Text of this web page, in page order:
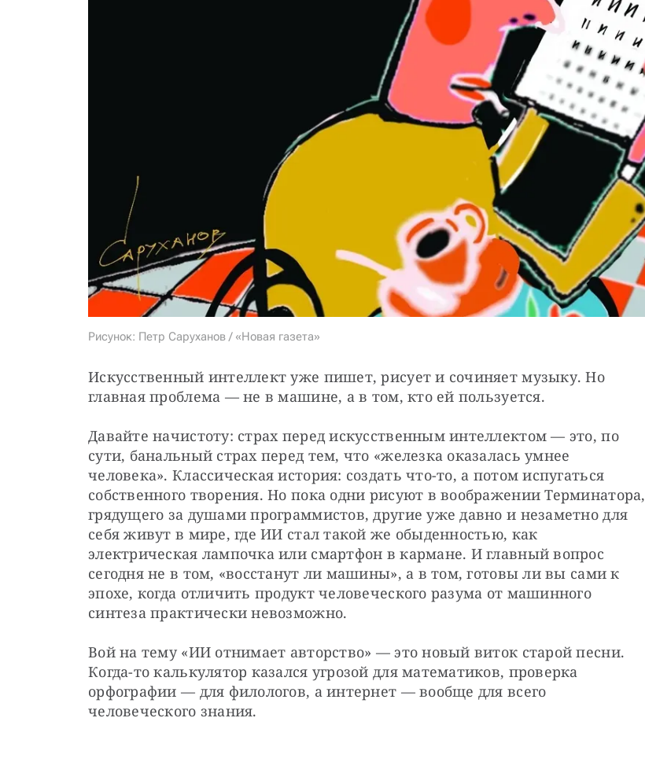
Рисунок: Петр Саруханов / «Новая газета»
Искусственный интеллект уже пишет, рисует и сочиняет музыку. Но
главная проблема — не в машине, а в том, кто ей пользуется.
Давайте начистоту: страх перед искусственным интеллектом — это, по
сути, банальный страх перед тем, что «железка оказалась умнее
человека». Классическая история: создать что-то, а потом испугаться
собственного творения. Но пока одни рисуют в воображении Терминатора,
грядущего за душами программистов, другие уже давно и незаметно для
себя живут в мире, где ИИ стал такой же обыденностью, как
электрическая лампочка или смартфон в кармане. И главный вопрос
сегодня не в том, «восстанут ли машины», а в том, готовы ли вы сами к
эпохе, когда отличить продукт человеческого разума от машинного
синтеза практически невозможно.
Вой на тему «ИИ отнимает авторство» — это новый виток старой песни.
Когда-то калькулятор казался угрозой для математиков, проверка
орфографии — для филологов, а интернет — вообще для всего
человеческого знания.